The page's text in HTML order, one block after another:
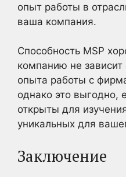
опыт работы в
ваша компания.
Способность MSP
компанию не
опыта работы с
однако это выгодно,
открыты для
уникальных для
Заключение